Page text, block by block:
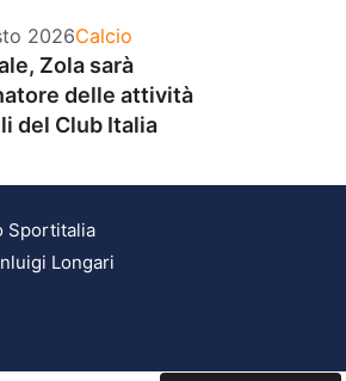
2026Categorie
Calcio
Zola sarà
delle attività
del Club Italia
Sportitalia
Longari